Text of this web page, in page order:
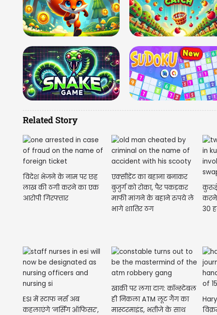
Related Story
विदेश भेजने के नाम पर छह
लाख की ठगी करने का एक
आरोपी गिरफ्तार
एक्सीडेंट का बहाना बनाकर
बुजुर्ग को रोका, पैर पकड़कर
माफी मांगने के बहाने रुपये ले
भागे शातिर ठग
करने
30
ESI में स्टाफ नर्स अब
कहलाएंगे ‘नर्सिंग ऑफिसर’,
खाकी पर लगा दाग: कॉन्स्टेबल
ही निकला ATM लूट गैंग का
मास्टरमाइंड, भतीजे के साथ